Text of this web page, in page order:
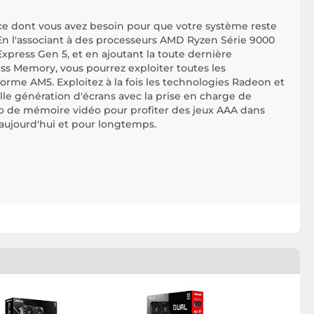
dont vous avez besoin pour que votre système reste
l'associant à des processeurs AMD Ryzen Série 9000
Gen 5, et en ajoutant la toute dernière
Memory, vous pourrez exploiter toutes les
AM5. Exploitez à la fois les technologies Radeon et
génération d'écrans avec la prise en charge de
de mémoire vidéo pour profiter des jeux AAA dans
et pour longtemps.